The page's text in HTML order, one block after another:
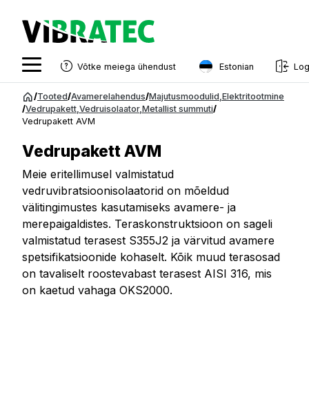
Hüppa
juurde
Võtke meiega ühendust Estonian
English
Estonian
Finnish
Danish
/Tooted/Avamerelahendus/Majutusmoodulid Elektritootmine
/Vedrupakett Vedruisolaator, Metallist summuti/
Vedrupakett AVM
Vedrupakett AVM
Meie eritellimusel valmistatud
vedruvibratsioonisolaatorid on mõeldud
välitingimustes kasutamiseks avamere- ja
merepaigaldistes. Teraskonstruktsioon on sageli
valmistatud terasest S355J2 ja värvitud avamere
spetsifikatsioonide kohaselt. Kõik muud terasosad
on tavaliselt roostevabast terasest AISI 316, mis
on kaetud vahaga OKS2000.